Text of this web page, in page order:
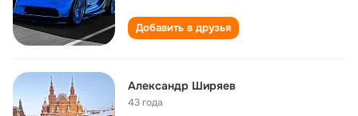
Добавить в друзья
Александр Ширяев
43 года